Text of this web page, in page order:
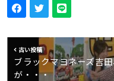
古い投稿
ブラックマヨネーズ吉
が・・・